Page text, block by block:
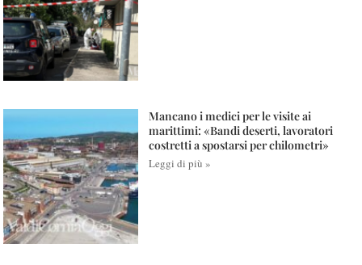
Mancano i medici per le visite ai
marittimi: «Bandi deserti, lavoratori
costretti a spostarsi per chilometri»
Leggi di più »